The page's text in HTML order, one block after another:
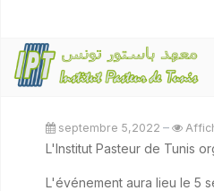
septembre 5,2022
L'Institut Pasteur de Tunis
L'événement aura lieu le 5